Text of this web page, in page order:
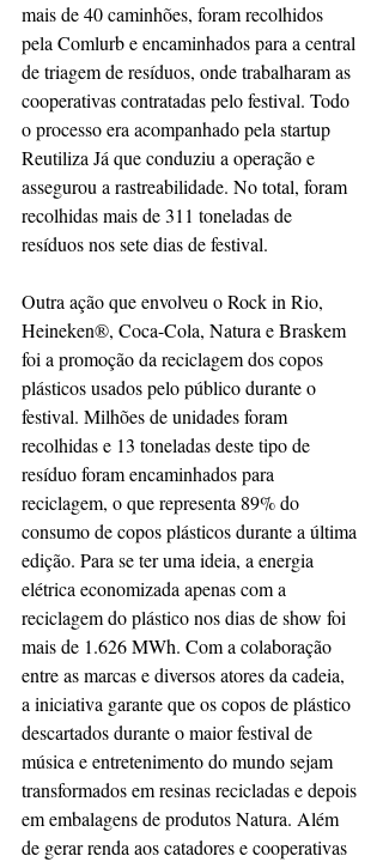
mais de 40 caminhões, foram recolhidos
pela Comlurb e encaminhados para a central
de triagem de resíduos, onde trabalharam as
cooperativas contratadas pelo festival. Todo
o processo era acompanhado pela startup
Reutiliza Já que conduziu a operação e
assegurou a rastreabilidade. No total, foram
recolhidas mais de 311 toneladas de
resíduos nos sete dias de festival.
Outra ação que envolveu o Rock in Rio,
Heineken®, Coca-Cola, Natura e Braskem
foi a promoção da reciclagem dos copos
plásticos usados pelo público durante o
festival. Milhões de unidades foram
recolhidas e 13 toneladas deste tipo de
resíduo foram encaminhados para
reciclagem, o que representa 89% do
consumo de copos plásticos durante a última
edição. Para se ter uma ideia, a energia
elétrica economizada apenas com a
reciclagem do plástico nos dias de show foi
mais de 1.626 MWh. Com a colaboração
entre as marcas e diversos atores da cadeia,
a iniciativa garante que os copos de plástico
descartados durante o maior festival de
música e entretenimento do mundo sejam
transformados em resinas recicladas e depois
em embalagens de produtos Natura. Além
de gerar renda aos catadores e cooperativas